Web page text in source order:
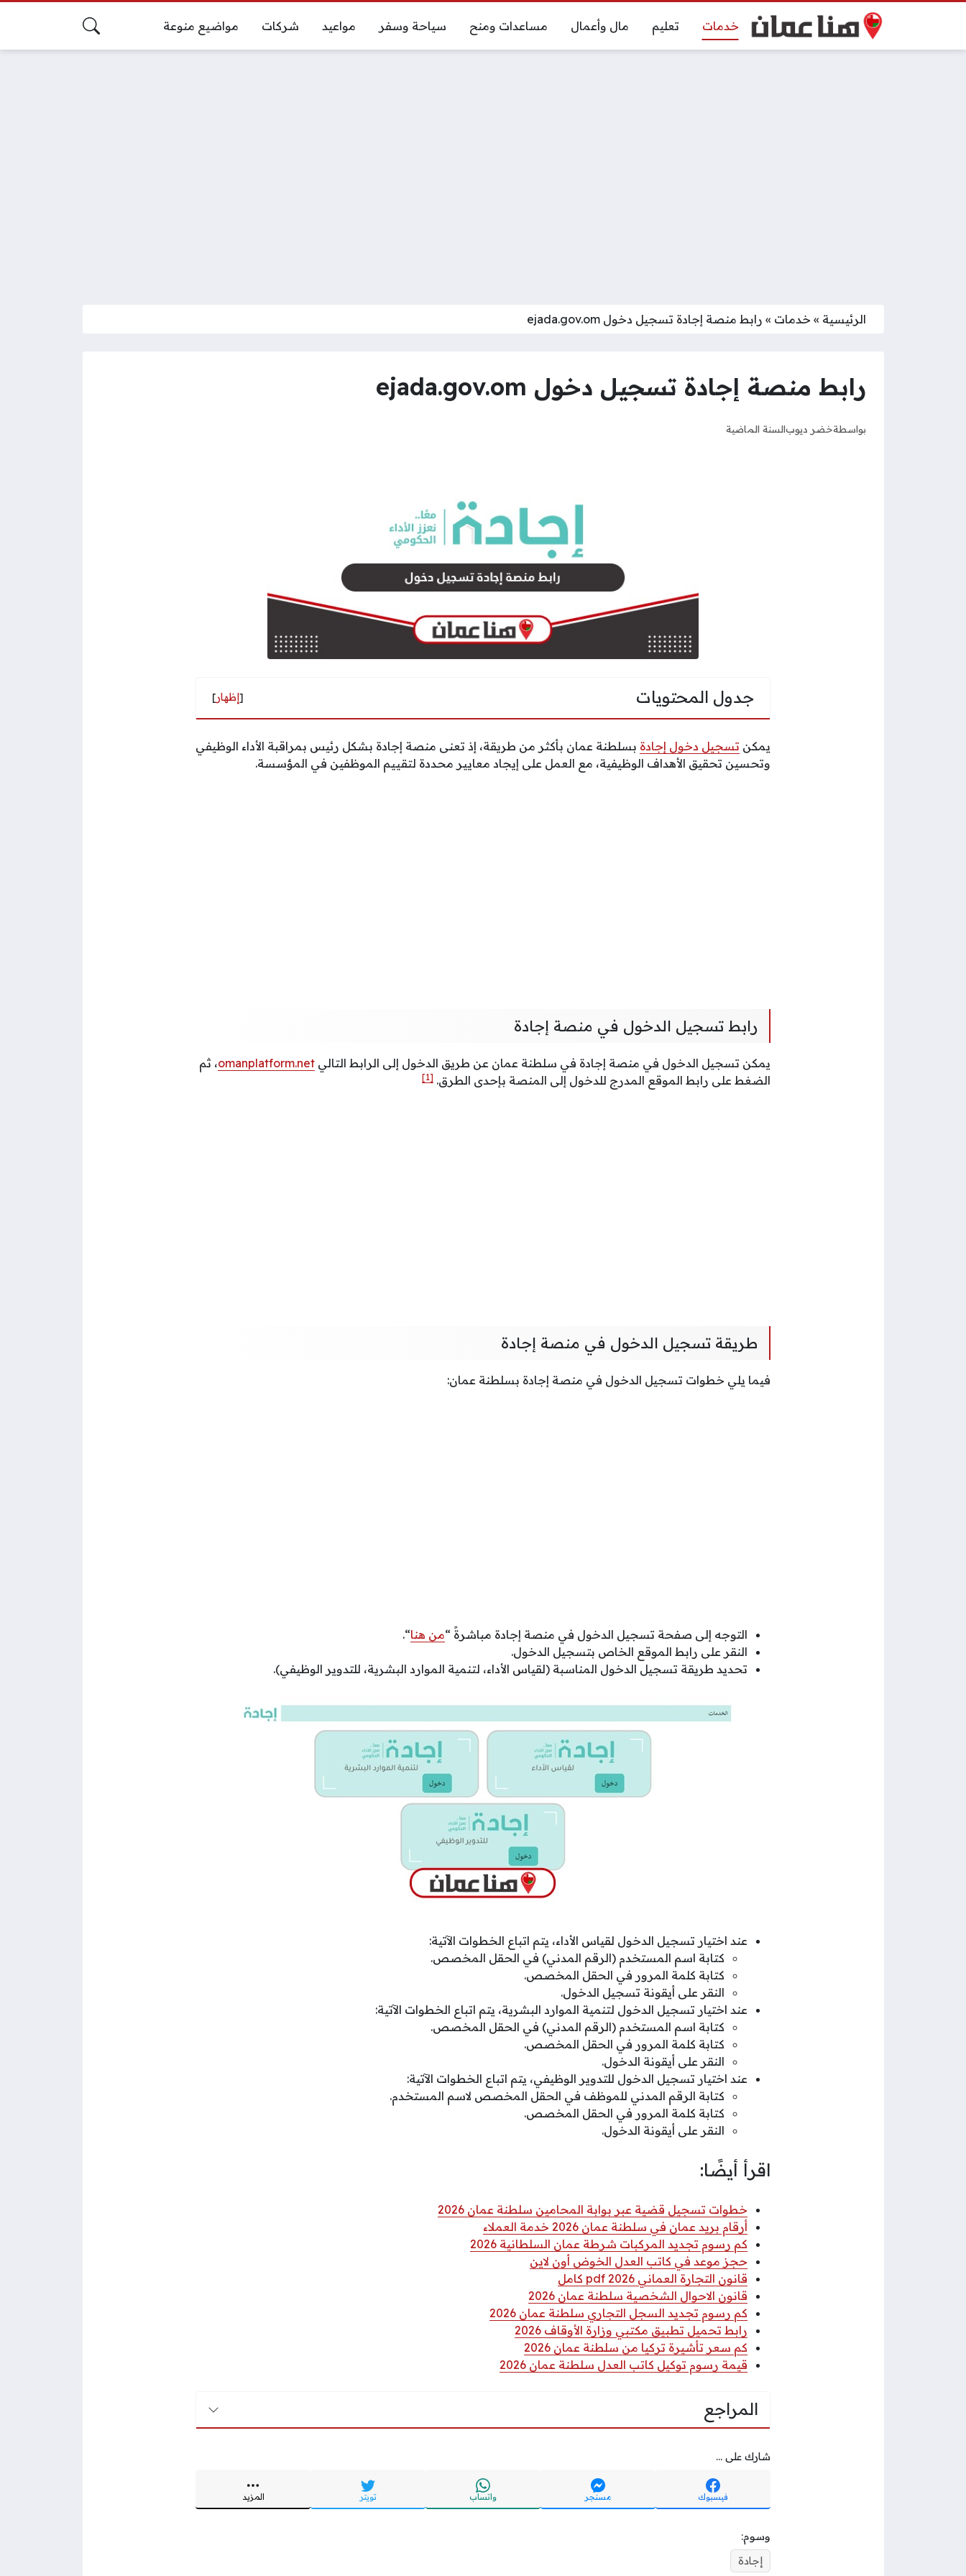
خدمات تعليم مال وأعمال مساعدات ومنح سياحة وسفر مواعيد شركات مواضيع منوعة
الرئيسية » خدمات » رابط منصة إجادة تسجيل دخول ejada.gov.om
رابط منصة إجادة تسجيل دخول ejada.gov.om
بواسطةخضر ديوبالسنة الماضية
جدول المحتويات [إظهار]
يمكن تسجيل دخول إجادة بسلطنة عمان بأكثر من طريقة، إذ تعنى منصة إجادة بشكل رئيس بمراقبة الأداء الوظيفي
وتحسين تحقيق الأهداف الوظيفية، مع العمل على إيجاد معايير محددة لتقييم الموظفين في المؤسسة.
رابط تسجيل الدخول في منصة إجادة
يمكن تسجيل الدخول في منصة إجادة في سلطنة عمان عن طريق الدخول إلى الرابط التالي omanplatform.net، ثم
الضغط على رابط الموقع المدرج للدخول إلى المنصة بإحدى الطرق. [1]
طريقة تسجيل الدخول في منصة إجادة
فيما يلي خطوات تسجيل الدخول في منصة إجادة بسلطنة عمان:
التوجه إلى صفحة تسجيل الدخول في منصة إجادة مباشرةً “من هنا“.
النقر على رابط الموقع الخاص بتسجيل الدخول.
تحديد طريقة تسجيل الدخول المناسبة (لقياس الأداء، لتنمية الموارد البشرية، للتدوير الوظيفي).
عند اختيار تسجيل الدخول لقياس الأداء، يتم اتباع الخطوات الآتية:
كتابة اسم المستخدم (الرقم المدني) في الحقل المخصص.
كتابة كلمة المرور في الحقل المخصص.
النقر على أيقونة تسجيل الدخول.
عند اختيار تسجيل الدخول لتنمية الموارد البشرية، يتم اتباع الخطوات الآتية:
كتابة اسم المستخدم (الرقم المدني) في الحقل المخصص.
كتابة كلمة المرور في الحقل المخصص.
النقر على أيقونة الدخول.
عند اختيار تسجيل الدخول للتدوير الوظيفي، يتم اتباع الخطوات الآتية:
كتابة الرقم المدني للموظف في الحقل المخصص لاسم المستخدم.
كتابة كلمة المرور في الحقل المخصص.
النقر على أيقونة الدخول.
اقرأ أيضًا:
خطوات تسجيل قضية عبر بوابة المحامين سلطنة عمان 2026
أرقام بريد عمان في سلطنة عمان 2026 خدمة العملاء
كم رسوم تجديد المركبات شرطة عمان السلطانية 2026
حجز موعد في كاتب العدل الخوض أون لاين
قانون التجارة العماني 2026 pdf كامل
قانون الاحوال الشخصية سلطنة عمان 2026
كم رسوم تجديد السجل التجاري سلطنة عمان 2026
رابط تحميل تطبيق مكتبي وزارة الأوقاف 2026
كم سعر تأشيرة تركيا من سلطنة عمان 2026
قيمة رسوم توكيل كاتب العدل سلطنة عمان 2026
المراجع
شارك على ...
فيسبوك مسنجر واتساب تويتر المزيد
وسوم:
إجادة